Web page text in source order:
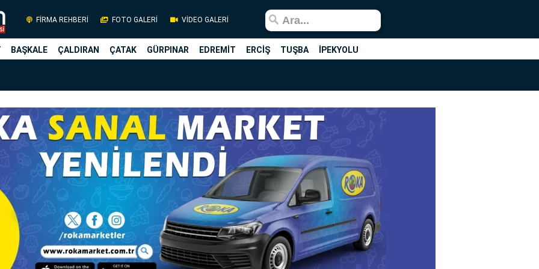
FİRMA REHBERİ FOTO GALERİ VİDEO GALERİ
BAŞKALE ÇALDIRAN ÇATAK GÜRPINAR EDREMİT ERCİŞ TUŞBA İPEKYOLU